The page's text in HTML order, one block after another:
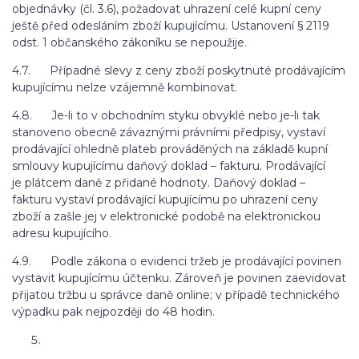
objednávky (čl. 3.6), požadovat uhrazení celé kupní ceny
ještě před odesláním zboží kupujícímu. Ustanovení § 2119
odst. 1 občanského zákoníku se nepoužije.
4.7. Případné slevy z ceny zboží poskytnuté prodávajícím
kupujícímu nelze vzájemně kombinovat.
4.8. Je-li to v obchodním styku obvyklé nebo je-li tak
stanoveno obecně závaznými právními předpisy, vystaví
prodávající ohledně plateb prováděných na základě kupní
smlouvy kupujícímu daňový doklad – fakturu. Prodávající
je plátcem daně z přidané hodnoty. Daňový doklad –
fakturu vystaví prodávající kupujícímu po uhrazení ceny
zboží a zašle jej v elektronické podobě na elektronickou
adresu kupujícího.
4.9. Podle zákona o evidenci tržeb je prodávající povinen
vystavit kupujícímu účtenku. Zároveň je povinen zaevidovat
přijatou tržbu u správce daně online; v případě technického
výpadku pak nejpozději do 48 hodin.